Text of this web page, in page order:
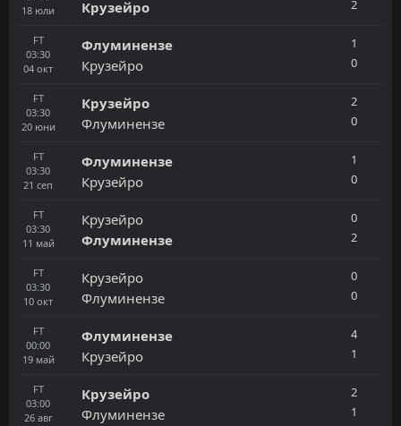
18 юли
Крузейро
2
FT
03:30
04 окт
Флуминензе
Крузейро
1
0
FT
03:30
20 юни
Крузейро
Флуминензе
2
0
FT
03:30
21 сеп
Флуминензе
Крузейро
1
0
FT
03:30
11 май
Крузейро
Флуминензе
0
2
FT
03:30
10 окт
Крузейро
Флуминензе
0
0
FT
00:00
19 май
Флуминензе
Крузейро
4
1
FT
03:00
26 авг
Крузейро
Флуминензе
2
1